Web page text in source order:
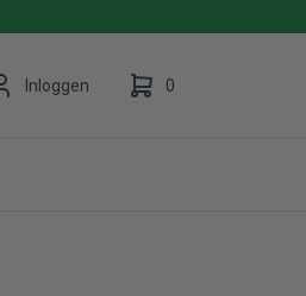
Inloggen 0